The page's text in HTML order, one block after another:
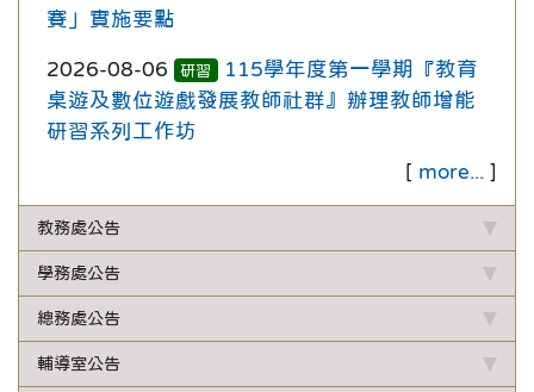
賽」實施要點
2026-08-06 研習
115學年度第一學期『教育
桌遊及數位遊戲發展教師社群』辦理教師增能
研習系列工作坊
[ more... ]
教務處公告
學務處公告
總務處公告
輔導室公告